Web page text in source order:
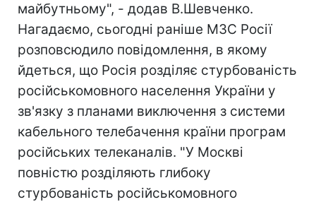
майбутньому", - додав В.Шевченко.
Нагадаємо, сьогодні раніше МЗС Росії
розповсюдило повідомлення, в якому
йдеться, що Росія розділяє стурбованість
російськомовного населення України у
зв'язку з планами виключення з системи
кабельного телебачення країни програм
російських телеканалів. "У Москві
повністю розділяють глибоку
стурбованість російськомовного